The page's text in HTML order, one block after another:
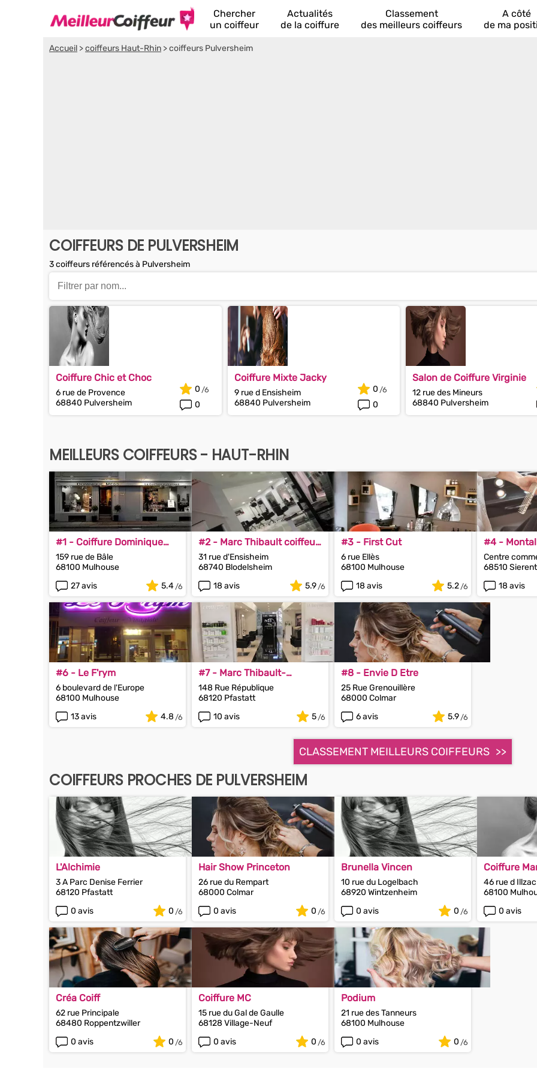
Chercher
un coiffeur
Actualités
de la coiffure
Classement
des meilleurs coiffeurs
A côté
de ma
Accueil >coiffeurs Haut-Rhin >coiffeurs Pulversheim
COIFFEURS DE PULVERSHEIM
3 coiffeurs référencés à Pulversheim
Coiffure Chic et Choc
6 rue de Provence
68840 Pulversheim
0
0
Coiffure Mixte Jacky
9 rue d Ensisheim
68840 Pulversheim
0
0
Salon de Coiffure Virginie
12 rue des Mineurs
68840 Pulversheim
MEILLEURS COIFFEURS - HAUT-RHIN
#1 - Coiffure Dominique
Mess
159 rue de Bâle
68100 Mulhouse
27 avis
5.4
#2 - Marc Thibault coiffeur
& barbier
31 rue d'Ensisheim
68740 Blodelsheim
18 avis
5.9
#3 - First Cut
6 rue Ellès
68100 Mulhouse
18 avis
5.2
#4 -
Centre
68510
18 avis
#6 - Le F'rym
6 boulevard de l'Europe
68100 Mulhouse
13 avis
4.8
#7 - Marc Thibault-
Coiffeur & barbier
148 Rue République
68120 Pfastatt
10 avis
5
#8 - Envie D Etre
25 Rue Grenouillère
68000 Colmar
6 avis
5.9
CLASSEMENT MEILLEURS COIFFEURS
COIFFEURS PROCHES DE PULVERSHEIM
L'Alchimie
3 A Parc Denise Ferrier
68120 Pfastatt
0 avis
0
Hair Show Princeton
26 rue du Rempart
68000 Colmar
0 avis
0
Brunella Vincen
10 rue du Logelbach
68920 Wintzenheim
0 avis
0
Coiffure
46 rue d
68100
0 avis
Créa Coiff
62 rue Principale
68480 Roppentzwiller
0 avis
0
Coiffure MC
15 rue du Gal de Gaulle
68128 Village-Neuf
0 avis
0
Podium
21 rue des Tanneurs
68100 Mulhouse
0 avis
0